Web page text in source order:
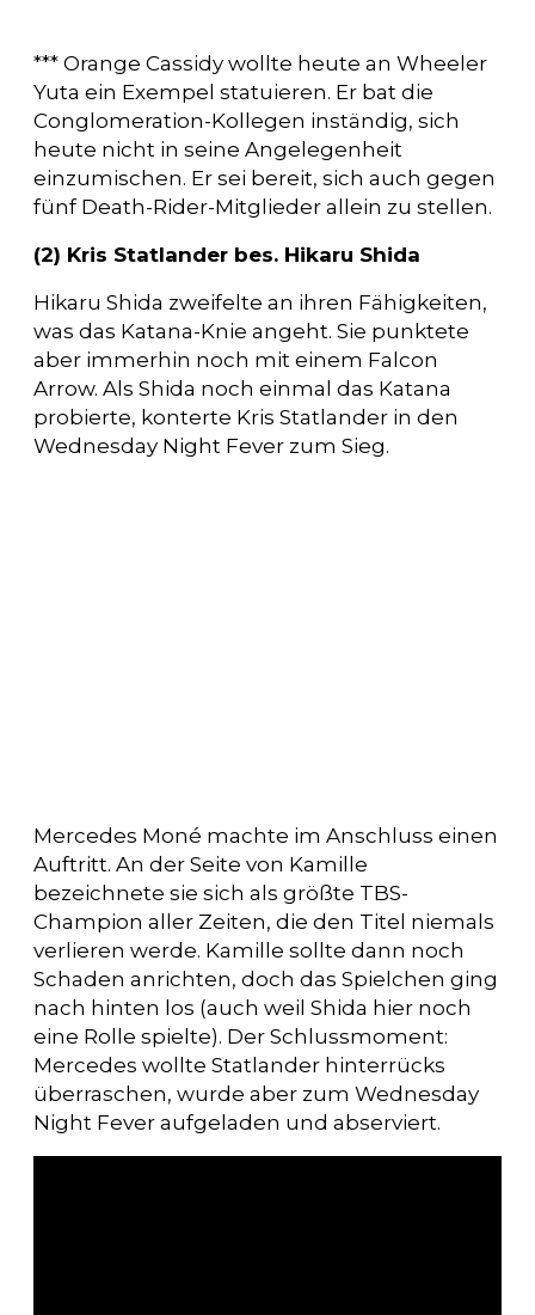
*** Orange Cassidy wollte heute an Wheeler
Yuta ein Exempel statuieren. Er bat die
Conglomeration-Kollegen inständig, sich
heute nicht in seine Angelegenheit
einzumischen. Er sei bereit, sich auch gegen
fünf Death-Rider-Mitglieder allein zu stellen.
(2) Kris Statlander bes. Hikaru Shida
Hikaru Shida zweifelte an ihren Fähigkeiten,
was das Katana-Knie angeht. Sie punktete
aber immerhin noch mit einem Falcon
Arrow. Als Shida noch einmal das Katana
probierte, konterte Kris Statlander in den
Wednesday Night Fever zum Sieg.
Mercedes Moné machte im Anschluss einen
Auftritt. An der Seite von Kamille
bezeichnete sie sich als größte TBS-
Champion aller Zeiten, die den Titel niemals
verlieren werde. Kamille sollte dann noch
Schaden anrichten, doch das Spielchen ging
nach hinten los (auch weil Shida hier noch
eine Rolle spielte). Der Schlussmoment:
Mercedes wollte Statlander hinterrücks
überraschen, wurde aber zum Wednesday
Night Fever aufgeladen und abserviert.